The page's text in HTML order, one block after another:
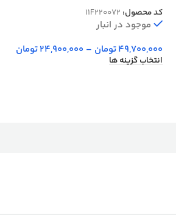
کد محصول: 11F220072
موجود در انبار
49,700,000تومان –
24,900,000تومان
انتخاب گزینه ها